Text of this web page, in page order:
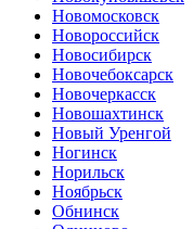
Новомосковск
Новороссийск
Новосибирск
Новочебоксарск
Новочеркасск
Новошахтинск
Новый Уренгой
Ногинск
Норильск
Ноябрьск
Обнинск